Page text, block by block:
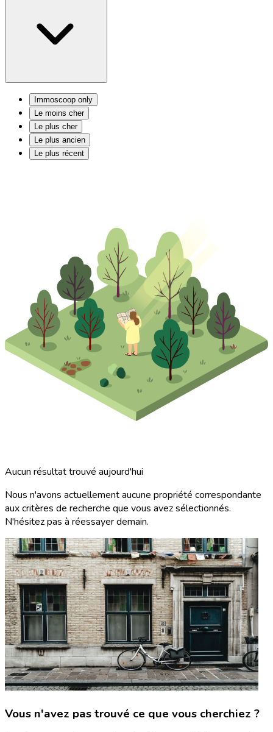
Immoscoop only
Le moins cher
Le plus cher
Le plus ancien
Le plus récent
Aucun résultat trouvé aujourd'hui
Nous n'avons actuellement aucune propriété correspondante
aux critères de recherche que vous avez sélectionnés.
N'hésitez pas à réessayer demain.
Vous n'avez pas trouvé ce que vous cherchiez ?